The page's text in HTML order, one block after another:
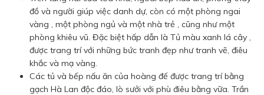
đồ và người giúp việc danh dự, còn có một phòng ngai
vàng , một phòng ngủ và một nhà trẻ , cũng như một
phòng khiêu vũ. Đặc biệt hấp dẫn là Tủ màu xanh lá cây ,
được trang trí với những bức tranh đẹp như tranh vẽ, điêu
khắc và mạ vàng.
Các tủ và bếp nấu ăn của hoàng đế được trang trí bằng
gạch Hà Lan độc đáo, lò sưởi với phù điêu bằng vữa. Trần